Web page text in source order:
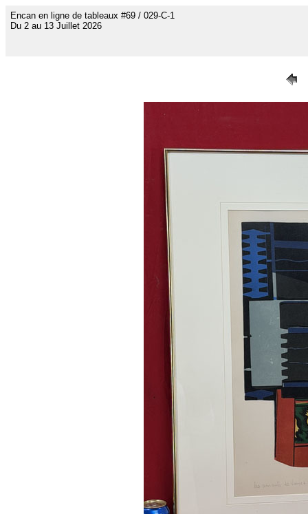
Encan en ligne de tableaux #69 / 029-C-1
Du 2 au 13 Juillet 2026